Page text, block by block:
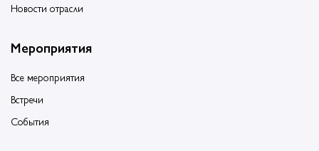
Новости отрасли
Мероприятия
Все мероприятия
Встречи
События